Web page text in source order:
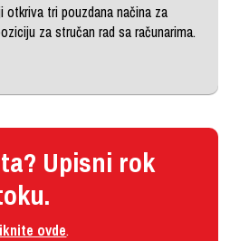
tri pouzdana načina za
za stručan rad sa računarima.
Upisni rok
ovde.